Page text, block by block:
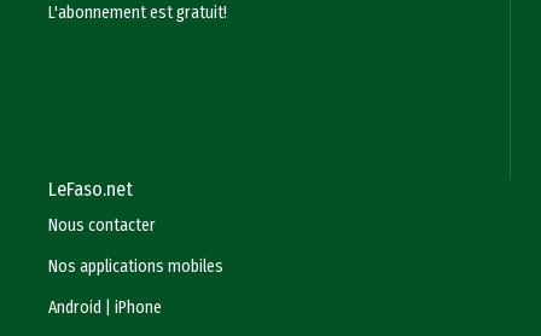
L'abonnement est gratuit!
LeFaso.net
Nous contacter
Nos applications mobiles
Android
|iPhone